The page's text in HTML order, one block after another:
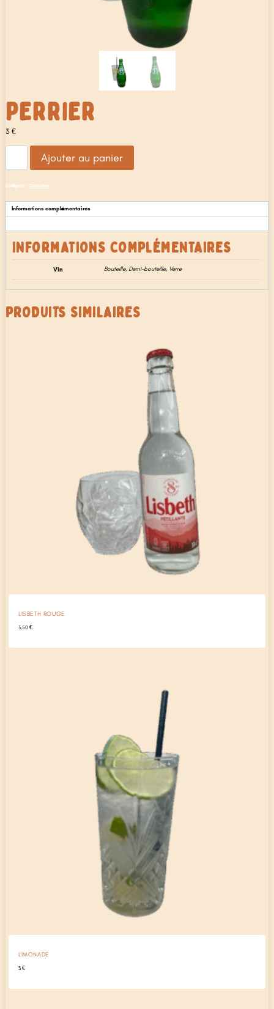
PERRIER
3 €
Perrier
Ajouter au panier
Catégorie : Classique
Informations complémentaires
INFORMATIONS COMPLÉMENTAIRES
Vin Bouteille, Demi-bouteille, Verre
PRODUITS SIMILAIRES
LISBETH ROUGE
3,50 €
LIMONADE
3€